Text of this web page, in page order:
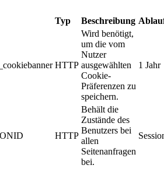
Typ Beschreibung
HTTP
Wird benötigt,
um die vom
Nutzer
ausgewählten
Cookie-
Präferenzen zu
speichern.
1 Jahr
HTTP
Behält die
Zustände des
Benutzers bei
allen
Seitenanfragen
bei.